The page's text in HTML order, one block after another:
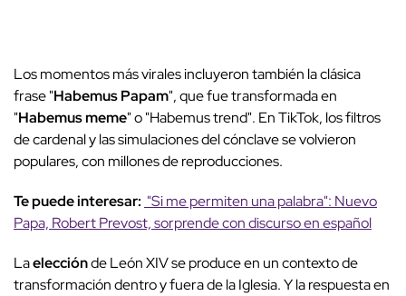
Los momentos más virales incluyeron también la clásica
frase "Habemus Papam", que fue transformada en
"Habemus meme" o "Habemus trend". En TikTok, los filtros
de cardenal y las simulaciones del cónclave se volvieron
populares, con millones de reproducciones.
Te puede interesar: "Si me permiten una palabra": Nuevo
Papa, Robert Prevost, sorprende con discurso en español
Laelecciónde León XIV se produce en un contexto de
transformación dentro y fuera de la Iglesia. Y la respuesta en